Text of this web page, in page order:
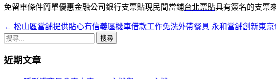
免留車條件簡單優惠金融公司銀行支票貼現民間當鋪台北票貼具有簽名的支票
文
章
導
← 松山區當舖提供貼心有信義區機車借款工作免洗外帶餐具 永和當舖創新東
搜
關
近期文章